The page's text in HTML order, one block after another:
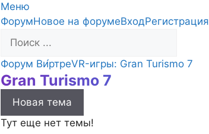
Меню
Навигация
Форума
ФорумНовое на форумеВходРегистрация
Форум
breadcrumbs
-
Вы
здесь:
Форум Ви́ртреVR-игры: Gran Turismo 7
Gran Turismo 7
Новая тема
Тут еще нет темы!